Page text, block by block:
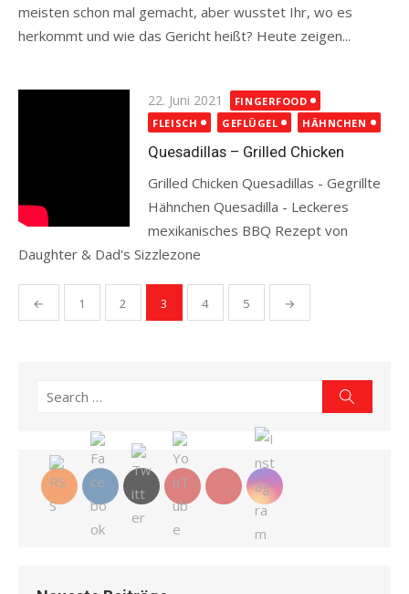
meisten schon mal gemacht, aber wusstet Ihr, wo es
herkommt und wie das Gericht heißt? Heute zeigen...
Posted
on
22. Juni 2021
FINGERFOOD
FLEISCH
GEFLÜGEL HÄHNCHEN
Quesadillas – Grilled Chicken
Grilled Chicken Quesadillas - Gegrillte
Hähnchen Quesadilla - Leckeres
mexikanisches BBQ Rezept von
Daughter & Dad's Sizzlezone
Seitennummerierung
der
← 1 2 3 4 5 →
Search